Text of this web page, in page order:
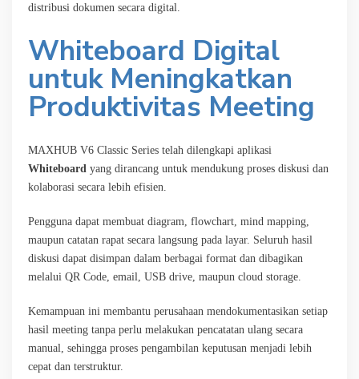
distribusi dokumen secara digital.
Whiteboard Digital
untuk Meningkatkan
Produktivitas Meeting
MAXHUB V6 Classic Series telah dilengkapi aplikasi
Whiteboard yang dirancang untuk mendukung proses diskusi dan
kolaborasi secara lebih efisien.
Pengguna dapat membuat diagram, flowchart, mind mapping,
maupun catatan rapat secara langsung pada layar. Seluruh hasil
diskusi dapat disimpan dalam berbagai format dan dibagikan
melalui QR Code, email, USB drive, maupun cloud storage.
Kemampuan ini membantu perusahaan mendokumentasikan setiap
hasil meeting tanpa perlu melakukan pencatatan ulang secara
manual, sehingga proses pengambilan keputusan menjadi lebih
cepat dan terstruktur.